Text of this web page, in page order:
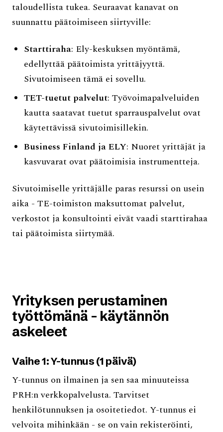
taloudellista tukea. Seuraavat kanavat on
suunnattu päätoimiseen siirtyville:
Starttiraha: Ely-keskuksen myöntämä,
edellyttää päätoimista yrittäjyyttä.
Sivutoimiseen tämä ei sovellu.
TET-tuetut palvelut: Työvoimapalveluiden
kautta saatavat tuetut sparrauspalvelut ovat
käytettävissä sivutoimisillekin.
Business Finland ja ELY: Nuoret yrittäjät ja
kasvuvarat ovat päätoimisia instrumentteja.
Sivutoimiselle yrittäjälle paras resurssi on usein
aika - TE-toimiston maksuttomat palvelut,
verkostot ja konsultointi eivät vaadi starttirahaa
tai päätoimista siirtymää.
Yrityksen perustaminen
työttömänä - käytännön
askeleet
Vaihe 1: Y-tunnus (1 päivä)
Y-tunnus on ilmainen ja sen saa minuuteissa
PRH:n verkkopalvelusta. Tarvitset
henkilötunnuksen ja osoitetiedot. Y-tunnus ei
velvoita mihinkään - se on vain rekisteröinti,